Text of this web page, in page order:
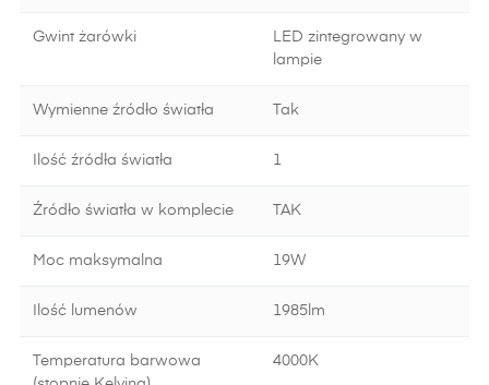
Gwint żarówki
LED zintegrowany w
lampie
Wymienne źródło światła Tak
Ilość źródła światła 1
Źródło światła w komplecie TAK
Moc maksymalna 19W
Ilość lumenów 1985lm
Temperatura barwowa
4000K